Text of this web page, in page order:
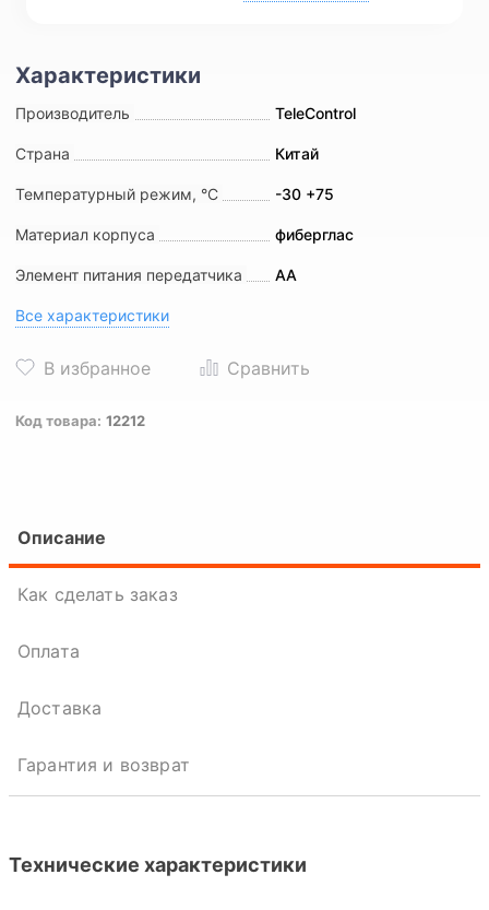
Производитель TeleControl
Страна Китай
Температурный режим, °С -30 +75
Материал корпуса фиберглас
Элемент питания передатчика АА
Все характеристики
Код товара: 12212
Описание
Как сделать заказ
Оплата
Доставка
Гарантия и возврат
Технические характеристики